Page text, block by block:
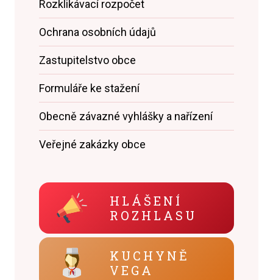
Rozklikávací rozpočet
Ochrana osobních údajů
Zastupitelstvo obce
Formuláře ke stažení
Obecně závazné vyhlášky a nařízení
Veřejné zakázky obce
HLÁŠENÍ
ROZHLASU
KUCHYNĚ
VEGA